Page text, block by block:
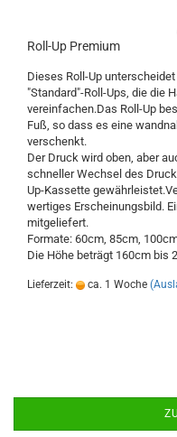
Roll-Up Premium
Dieses Roll-Up
"Standard"-Roll-Ups, die die
vereinfachen.Das Roll-Up
Fuß, so dass es eine
verschenkt.
Der Druck wird oben, aber
schneller Wechsel des
Up-Kassette
wertiges Erscheinungsbild.
mitgeliefert.
Formate: 60cm, 85cm,
Die Höhe beträgt 160cm bis
Lieferzeit: ca. 1 Woche